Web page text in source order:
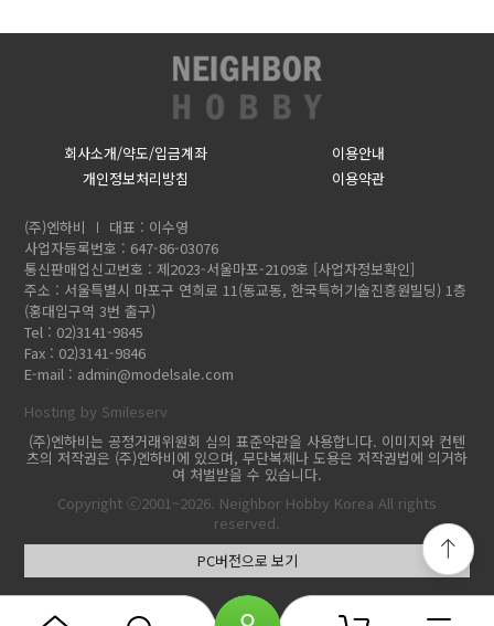
회사소개/약도/입금계좌
이용안내
개인정보처리방침
이용약관
(주)엔하비
대표 : 이수영
사업자등록번호 : 647-86-03076
통신판매업신고번호 : 제2023-서울마포-2109호 [사업자정보확인]
주소 : 서울특별시 마포구 연희로 11(동교동, 한국특허기술진흥원빌딩) 1층
(홍대입구역 3번 출구)
Tel : 02)3141-9845
Fax : 02)3141-9846
E-mail : admin@modelsale.com
Hosting by Smileserv
(주)엔하비는 공정거래위원회 심의 표준약관을 사용합니다. 이미지와 컨텐
츠의 저작권은 (주)엔하비에 있으며, 무단복제나 도용은 저작권법에 의거하
여 처벌받을 수 있습니다.
Copyright ⓒ2001~2026. Neighbor Hobby Korea All rights
reserved.
PC버전으로 보기